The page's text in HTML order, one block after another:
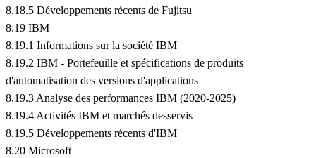
8.18.5 Développements récents de Fujitsu
8.19 IBM
8.19.1 Informations sur la société IBM
8.19.2 IBM - Portefeuille et spécifications de produits
d'automatisation des versions d'applications
8.19.3 Analyse des performances IBM (2020-2025)
8.19.4 Activités IBM et marchés desservis
8.19.5 Développements récents d'IBM
8.20 Microsoft